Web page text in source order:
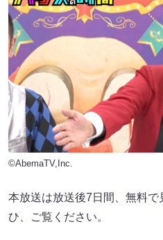
©AbemaTV,Inc.
本放送は放送後7日間、無料
ひ、ご覧ください。